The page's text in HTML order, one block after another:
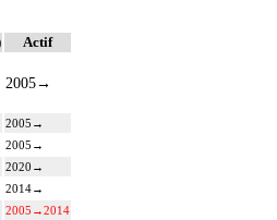
Actif
2005→
2005 →
2005 →
2020 →
2014→
2005 →2014